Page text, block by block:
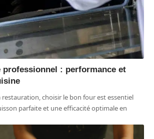
professionnel : performance et
restauration, choisir le bon four est essentiel
parfaite et une efficacité optimale en